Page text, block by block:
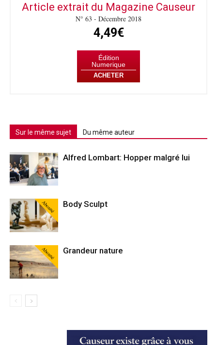
Article extrait du Magazine Causeur
N° 63 - Décembre 2018
4,49€
Édition
Numerique
ACHETER
Sur le même sujet Du même auteur
Alfred Lombart: Hopper malgré lui
Abonné Body Sculpt
Abonné Grandeur nature